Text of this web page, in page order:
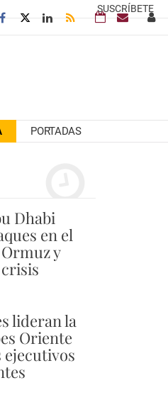
SUSCRÍBETE
PORTADAS
Dhabi
en el
y
lideran la
Oriente
ejecutivos